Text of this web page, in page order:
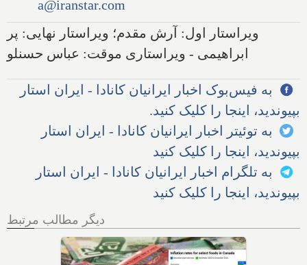
a@iranstar.com
ویراستار اول: آرش مقدم؛ ویراستار نهایی: پر
ابراهیمی - ویراستاری موقت: عباس حسنلو
به فیس‌بوک اخبار ایرانیان کانادا - ایران استار
بپیوندید، اینجا را کلیک کنید.
به توئیتر اخبار ایرانیان کانادا - ایران استار
بپیوندید، اینجا را کلیک کنید
به تلگرام اخبار ایرانیان کانادا - ایران استار
بپیوندید، اینجا را کلیک کنید
دیگر مطالب مرتبط